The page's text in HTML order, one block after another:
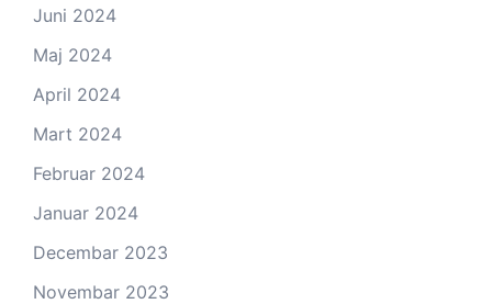
Juni 2024
Maj 2024
April 2024
Mart 2024
Februar 2024
Januar 2024
Decembar 2023
Novembar 2023